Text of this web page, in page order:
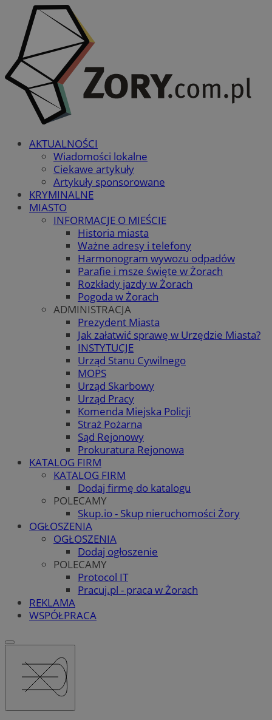
AKTUALNOŚCI
Wiadomości lokalne
Ciekawe artykuły
Artykuły sponsorowane
KRYMINALNE
MIASTO
INFORMACJE O MIEŚCIE
Historia miasta
Ważne adresy i telefony
Harmonogram wywozu odpadów
Parafie i msze święte w Żorach
Rozkłady jazdy w Żorach
Pogoda w Żorach
ADMINISTRACJA
Prezydent Miasta
Jak załatwić sprawę w Urzędzie Miasta?
INSTYTUCJE
Urząd Stanu Cywilnego
MOPS
Urząd Skarbowy
Urząd Pracy
Komenda Miejska Policji
Straż Pożarna
Sąd Rejonowy
Prokuratura Rejonowa
KATALOG FIRM
KATALOG FIRM
Dodaj firmę do katalogu
POLECAMY
Skup.io - Skup nieruchomości Żory
OGŁOSZENIA
OGŁOSZENIA
Dodaj ogłoszenie
POLECAMY
Protocol IT
Pracuj.pl - praca w Żorach
REKLAMA
WSPÓŁPRACA